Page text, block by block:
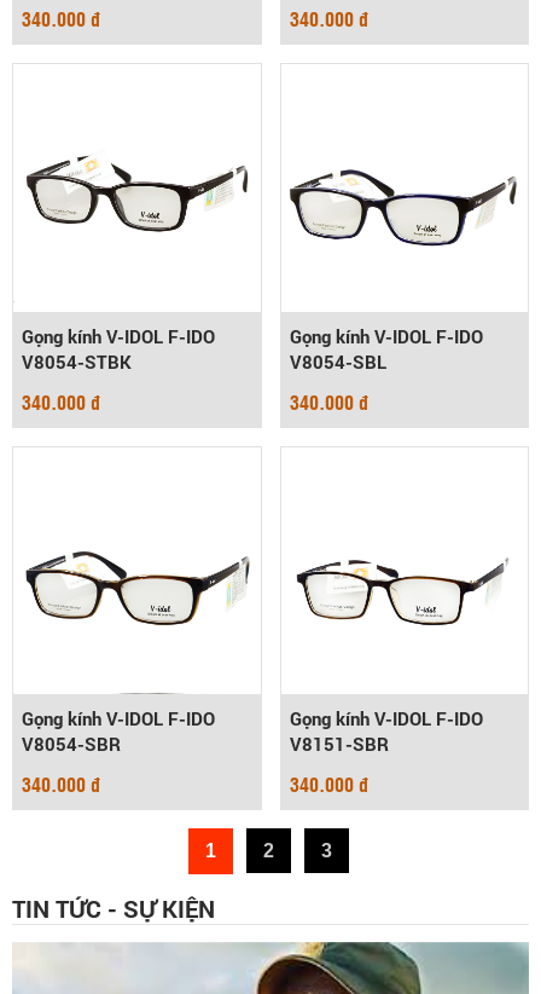
340.000 đ 340.000 đ
Gọng kính V-IDOL F-IDO
V8054-STBK
340.000 đ
Gọng kính V-IDOL F-IDO
V8054-SBL
340.000 đ
Gọng kính V-IDOL F-IDO
V8054-SBR
340.000 đ
Gọng kính V-IDOL F-IDO
V8151-SBR
340.000 đ
1 2 3
TIN TỨC - SỰ KIỆN